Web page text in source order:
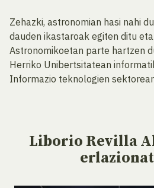
Zehazki, astronomian hasi nahi
dauden ikastaroak egiten ditu
Astronomikoetan parte hartzen
Herriko Unibertsitatean
Informazio teknologien
Liborio Revilla